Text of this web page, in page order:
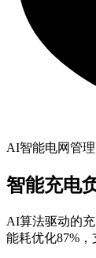
AI智能电网管理
智能充电
AI算法驱动的
能耗优化87%